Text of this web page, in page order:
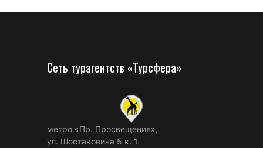
Сеть турагентств «Турсфера»
метро «Пр. Просвещения»,
ул. Шостаковича 5 к. 1